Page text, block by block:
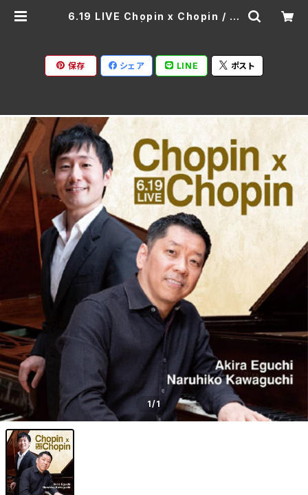
6.19 LIVE Chopin x Chopin / 江
保存 シェア LINE ポスト
1/1